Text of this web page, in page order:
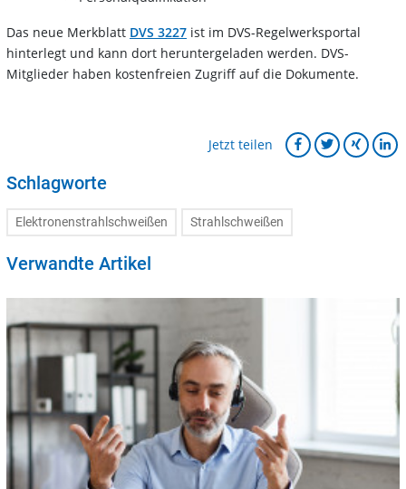
Das neue Merkblatt DVS 3227 ist im DVS-Regelwerksportal
hinterlegt und kann dort heruntergeladen werden. DVS-
Mitglieder haben kostenfreien Zugriff auf die Dokumente.
Jetzt teilen
Schlagworte
Elektronenstrahlschweißen Strahlschweißen
Verwandte Artikel